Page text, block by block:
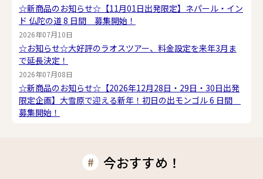
☆新商品のお知らせ☆【11月01日出発限定】ネパール・イン
ド 仏陀の道 8 日間 募集開始！
2026年07月10日
☆お知らせ☆大好評のラオスツアー、料金設定を来年3月ま
で延長決定！
2026年07月08日
☆新商品のお知らせ☆【2026年12月28日・29日・30日出発
限定企画】大雪原で迎える新年！初日の出モンゴル 6 日間
募集開始！
今おすすめ！